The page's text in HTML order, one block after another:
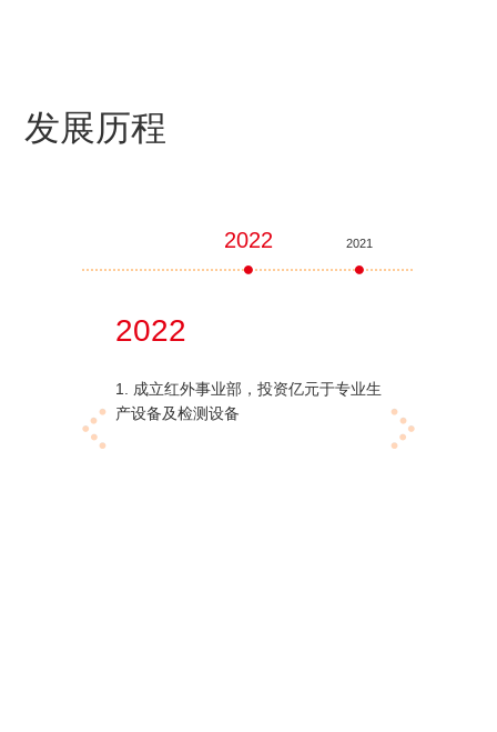
发展历程
2022 2021
2022
1. 成立红外事业部，投资亿元于专业生
产设备及检测设备